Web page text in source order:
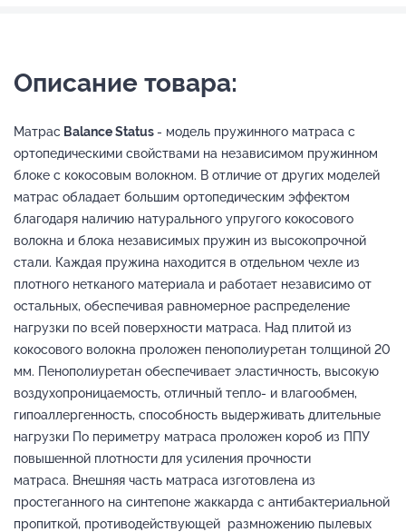
Описание товара:
Матрас Balance Status - модель пружинного матраса с
ортопедическими свойствами на независимом пружинном
блоке с кокосовым волокном. В отличие от других моделей
матрас обладает большим ортопедическим эффектом
благодаря наличию натурального упругого кокосового
волокна и блока независимых пружин из высокопрочной
стали. Каждая пружина находится в отдельном чехле из
плотного нетканого материала и работает независимо от
остальных, обеспечивая равномерное распределение
нагрузки по всей поверхности матраса. Над плитой из
кокосового волокна проложен пенополиуретан толщиной 20
мм. Пенополиуретан обеспечивает эластичность, высокую
воздухопроницаемость, отличный тепло- и влагообмен,
гипоаллергенность, способность выдерживать длительные
нагрузки По периметру матраса проложен короб из ППУ
повышенной плотности для усиления прочности
матраса. Внешняя часть матраса изготовлена из
простеганного на синтепоне жаккарда с антибактериальной
пропиткой, противодействующей размножению пылевых